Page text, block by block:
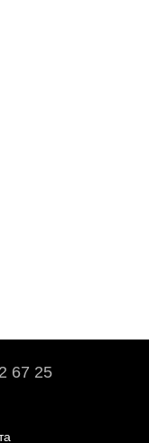
67 25